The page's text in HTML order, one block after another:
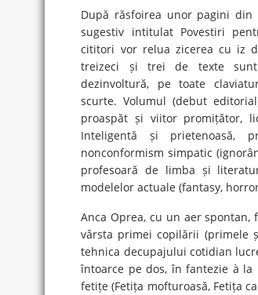
După răsfoirea unor pagini
sugestiv intitulat Povestiri
cititori vor relua zicerea cu iz
treizeci și trei de texte sunt
dezinvoltură, pe toate
scurte. Volumul (debut
proaspăt și viitor promițător,
Inteligentă și prietenoasă,
nonconformism simpatic
profesoară de limba și
modelelor actuale (fantasy,
Anca Oprea, cu un aer
vârsta primei copilării (primele
tehnica decupajului cotidian
întoarce pe dos, în fantezie à
fetițe (Fetița mofturoasă, Fetița